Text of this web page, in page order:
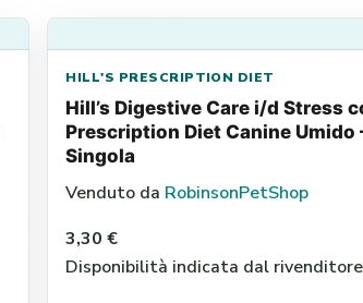
HILL'S PRESCRIPTION DIET
Hill’s Digestive Care i/d Stress
Prescription Diet Canine Umido
Singola
Venduto da RobinsonPetShop
3,30 €
Disponibilità indicata dal rivenditore